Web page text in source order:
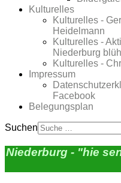
Kulturelles
Kulturelles -
Heidelmann
Kulturelles -
Niederburg
Kulturelles -
Impressum
Facebook
Belegungsplan
Suchen
Niederburg - "hie